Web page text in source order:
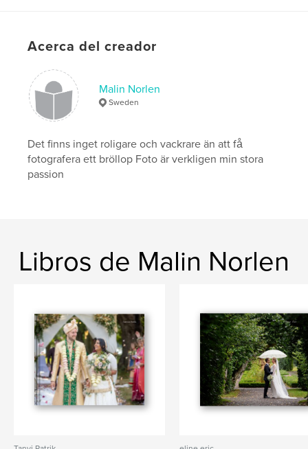
Acerca del creador
Malin Norlen
Sweden
Det finns inget roligare och vackrare än att få
fotografera ett bröllop Foto är verkligen min stora
passion
Libros de Malin Norlen